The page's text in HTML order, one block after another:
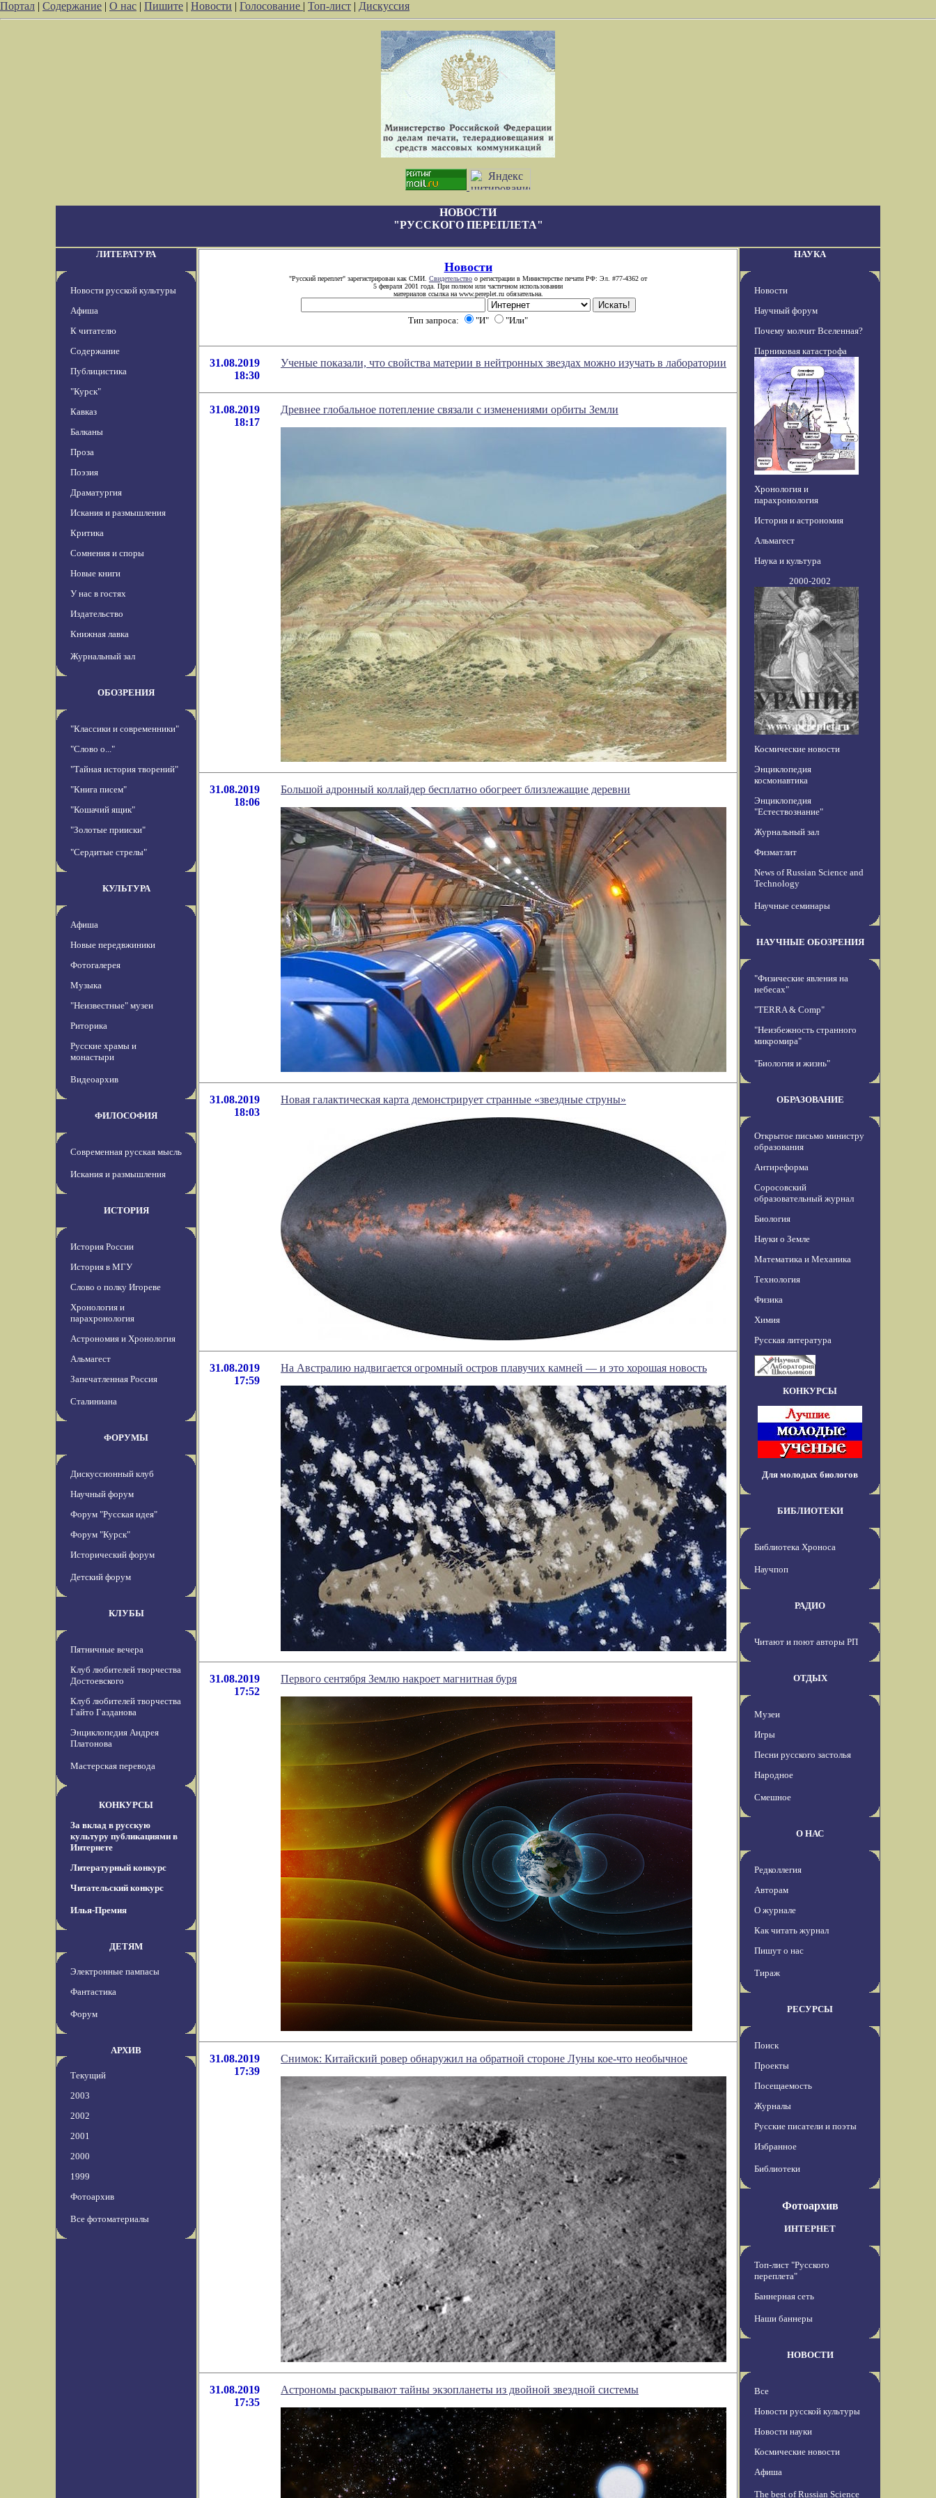
Портал | Содержание | О нас | Пишите | Новости | Голосование | Топ-лист | Дискуссия
НОВОСТИ
"РУССКОГО ПЕРЕПЛЕТА"
ЛИТЕРАТУРА
Новости русской культуры
Афиша
К читателю
Содержание
Публицистика
"Курск"
Кавказ
Балканы
Проза
Поэзия
Драматургия
Искания и размышления
Критика
Сомнения и споры
Новые книги
У нас в гостях
Издательство
Книжная лавка
Журнальный зал
ОБОЗРЕНИЯ
"Классики и современники"
"Слово о..."
"Тайная история творений"
"Книга писем"
"Кошачий ящик"
"Золотые прииски"
"Сердитые стрелы"
КУЛЬТУРА
Афиша
Новые передвжиники
Фотогалерея
Музыка
"Неизвестные" музеи
Риторика
Русские храмы и
монастыри
Видеоархив
ФИЛОСОФИЯ
Современная русская мысль
Искания и размышления
ИСТОРИЯ
История России
История в МГУ
Слово о полку Игореве
Хронология и
парахронология
Астрономия и Хронология
Альмагест
Запечатленная Россия
Сталиниана
ФОРУМЫ
Дискуссионный клуб
Научный форум
Форум "Русская идея"
Форум "Курск"
Исторический форум
Детский форум
КЛУБЫ
Пятничные вечера
Клуб любителей творчества
Достоевского
Клуб любителей творчества
Гайто Газданова
Энциклопедия Андрея
Платонова
Мастерская перевода
КОНКУРСЫ
За вклад в русскую
культуру публикациями в
Интернете
Литературный конкурс
Читательский конкурс
Илья-Премия
ДЕТЯМ
Электронные пампасы
Фантастика
Форум
АРХИВ
Текущий
2003
2002
2001
2000
1999
Фотоархив
Все фотоматериалы
Новости
"Русский переплет" зарегистрирован как СМИ. Свидетельство о регистрации в Министерстве печати РФ: Эл. #77-4362 от
5 февраля 2001 года. При полном или частичном использовании
материалов ссылка на www.pereplet.ru обязательна.
Тип запроса: "И" "Или"
31.08.2019
18:30
Ученые показали, что свойства материи в нейтронных звездах можно изучать в лаборатории
31.08.2019
18:17
Древнее глобальное потепление связали с изменениями орбиты Земли
31.08.2019
18:06
Большой адронный коллайдер бесплатно обогреет близлежащие деревни
31.08.2019
18:03
Новая галактическая карта демонстрирует странные «звездные струны»
31.08.2019
17:59
На Австралию надвигается огромный остров плавучих камней — и это хорошая новость
31.08.2019
17:52
Первого сентября Землю накроет магнитная буря
31.08.2019
17:39
Снимок: Китайский ровер обнаружил на обратной стороне Луны кое-что необычное
31.08.2019
17:35
Астрономы раскрывают тайны экзопланеты из двойной звездной системы
НАУКА
Новости
Научный форум
Почему молчит Вселенная?
Парниковая катастрофа
Хронология и
парахронология
История и астрономия
Альмагест
Наука и культура
2000-2002
Космические новости
Энциклопедия
космонавтика
Энциклопедия
"Естествознание"
Журнальный зал
Физматлит
News of Russian Science and
Technology
Научные семинары
НАУЧНЫЕ ОБОЗРЕНИЯ
"Физические явления на
небесах"
"TERRA & Comp"
"Неизбежность странного
микромира"
"Биология и жизнь"
ОБРАЗОВАНИЕ
Открытое письмо министру
образования
Антиреформа
Соросовский
образовательный журнал
Биология
Науки о Земле
Математика и Механика
Технология
Физика
Химия
Русская литература
КОНКУРСЫ
Для молодых биологов
БИБЛИОТЕКИ
Библиотека Хроноса
Научпоп
РАДИО
Читают и поют авторы РП
ОТДЫХ
Музеи
Игры
Песни русского застолья
Народное
Смешное
О НАС
Редколлегия
Авторам
О журнале
Как читать журнал
Пишут о нас
Тираж
РЕСУРСЫ
Поиск
Проекты
Посещаемость
Журналы
Русские писатели и поэты
Избранное
Библиотеки
Фотоархив
ИНТЕРНЕТ
Топ-лист "Русского
переплета"
Баннерная сеть
Наши баннеры
НОВОСТИ
Все
Новости русской культуры
Новости науки
Космические новости
Афиша
The best of Russian Science